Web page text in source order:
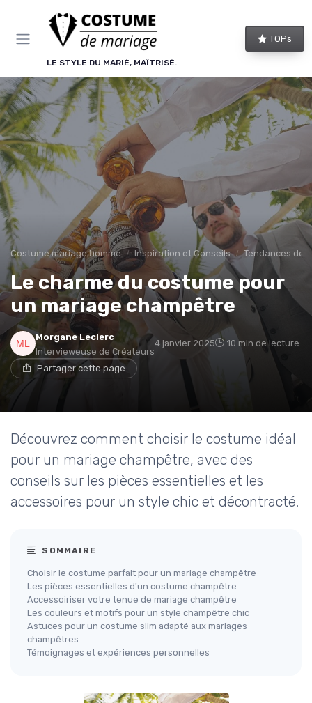
LE STYLE DU MARIÉ, MAÎTRISÉ.
TOPs
Costume mariage homme Inspiration et Conseils Tendances de
Le charme du costume pour
un mariage champêtre
Morgane Leclerc
Intervieweuse de Créateurs
4 janvier 2025 10 min de lecture
Partager cette page
Découvrez comment choisir le costume idéal
pour un mariage champêtre, avec des
conseils sur les pièces essentielles et les
accessoires pour un style chic et décontracté.
SOMMAIRE
Choisir le costume parfait pour un mariage champêtre
Les pièces essentielles d'un costume champêtre
Accessoiriser votre tenue de mariage champêtre
Les couleurs et motifs pour un style champêtre chic
Astuces pour un costume slim adapté aux mariages
champêtres
Témoignages et expériences personnelles